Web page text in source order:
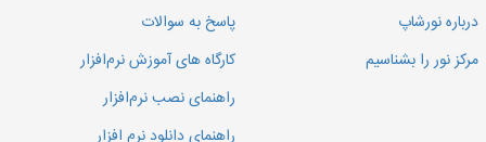
درباره نورشاپ
مرکز نور را بشناسیم
پاسخ به سوالات
کارگاه های آموزش نرم‌افزار
راهنمای نصب نرم‌افزار
راهنمای دانلود نرم افزار